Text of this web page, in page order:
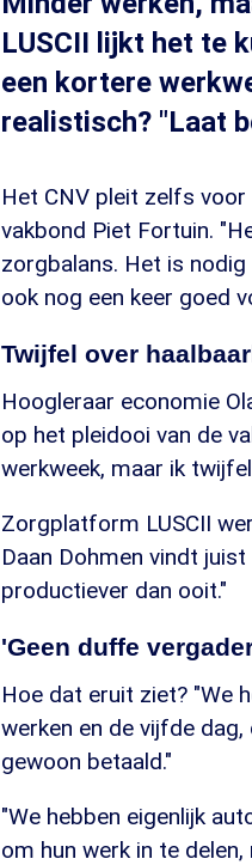
LUSCII lijkt het te
een kortere
realistisch? "Laat
Het CNV pleit zelfs
vakbond Piet Fortuin.
zorgbalans. Het is
ook nog een keer goed
Twijfel over
Hoogleraar economie
op het pleidooi van de
werkweek, maar ik
Zorgplatform LUSCII
Daan Dohmen vindt
productiever dan ooit."
'Geen duffe
Hoe dat eruit ziet? "We
werken en de vijfde
gewoon betaald."
"We hebben eigenlijk
om hun werk in te